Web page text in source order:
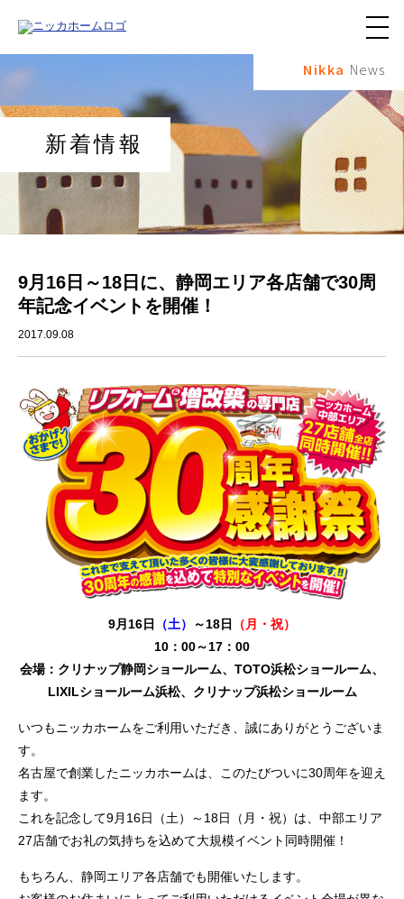
メ
ュ
ボ
タ
ン
Nikka News
新着情報
9月16日～18日に、静岡エリア各店舗で30周
年記念イベントを開催！
2017.09.08
9月16日 （土） ～18日
（月・祝）
10：00～17：00
会場：クリナップ静岡ショールーム、TOTO浜松ショールーム、
LIXILショールーム浜松、クリナップ浜松ショールーム
いつもニッカホームをご利用いただき、誠にありがとうございま
す。
名古屋で創業したニッカホームは、このたびついに30周年を迎え
ます。
これを記念して9月16日（土）～18日（月・祝）は、中部エリア
27店舗でお礼の気持ちを込めて大規模イベント同時開催！
もちろん、静岡エリア各店舗でも開催いたします。